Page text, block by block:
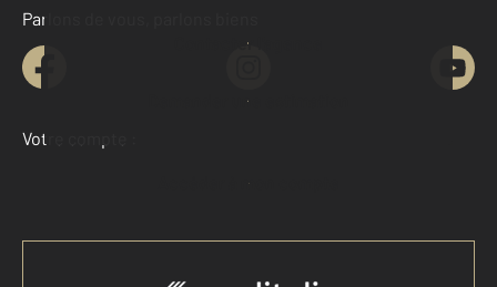
Contacter l'agence
Demander une estimation
Parlons de vous, parlons biens
Votre compte :
Accéder à mon compte